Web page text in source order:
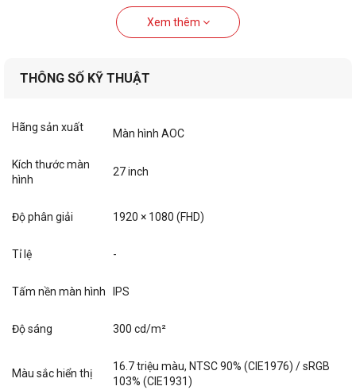
Xem thêm
THÔNG SỐ KỸ THUẬT
Hãng sản xuất Màn hình AOC
Kích thước màn
hình
27 inch
Độ phân giải 1920 × 1080 (FHD)
Tỉ lệ -
Tấm nền màn hình IPS
Độ sáng 300 cd/m²
Màu sắc hiển thị
16.7 triệu màu, NTSC 90% (CIE1976) / sRGB
103% (CIE1931)